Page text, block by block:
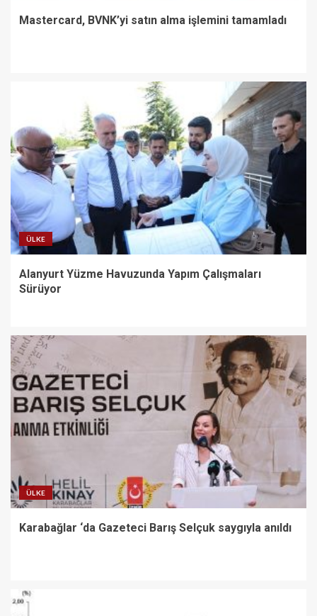
Mastercard, BVNK’yi satın alma işlemini tamamladı
ÜLKE
Alanyurt Yüzme Havuzunda Yapım Çalışmaları
Sürüyor
ÜLKE
Karabağlar ‘da Gazeteci Barış Selçuk saygıyla anıldı